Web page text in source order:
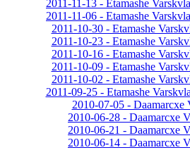
2011-11-13 - Etamashe
2011-11-06 - Etamashe
2011-10-30 - Etamashe
2011-10-23 - Etamashe
2011-10-16 - Etamashe
2011-10-09 - Etamashe
2011-10-02 - Etamashe
2011-09-25 - Etamashe
2010-07-05 - Daamarcxe
2010-06-28 - Daamarcxe
2010-06-21 - Daamarcxe
2010-06-14 - Daamarcxe